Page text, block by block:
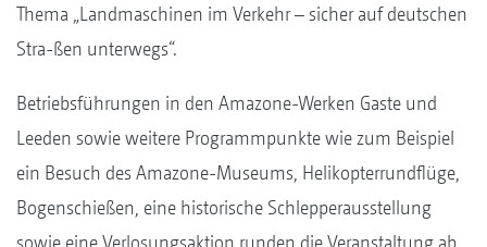
Thema „Landmaschinen im Verkehr – sicher auf deutschen
Stra-ßen unterwegs“.
Betriebsführungen in den Amazone-Werken Gaste und
Leeden sowie weitere Programmpunkte wie zum Beispiel
ein Besuch des Amazone-Museums, Helikopterrundflüge,
Bogenschießen, eine historische Schlepperausstellung
sowie eine Verlosungsaktion runden die Veranstaltung ab.